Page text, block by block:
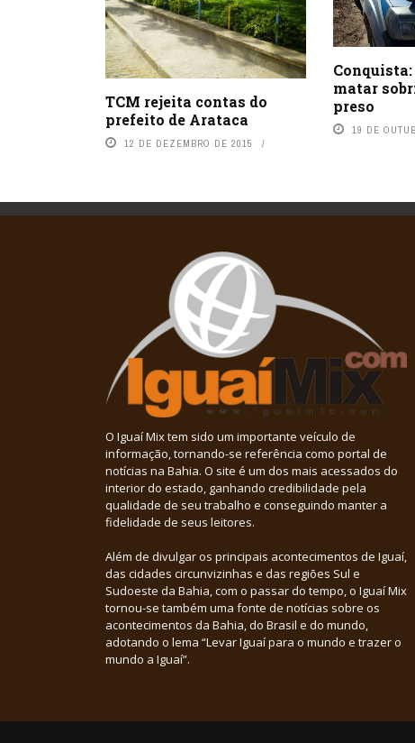
TCM rejeita contas do
prefeito de Arataca
12 DE DEZEMBRO DE 2015
matar
preso
19 DE
O Iguaí Mix tem sido um importante veículo de
informação, tornando-se referência como portal de
notícias na Bahia. O site é um dos mais acessados do
interior do estado, ganhando credibilidade pela
qualidade de seu trabalho e conseguindo manter a
fidelidade de seus leitores.
Além de divulgar os principais acontecimentos de Iguaí,
das cidades circunvizinhas e das regiões Sul e
Sudoeste da Bahia, com o passar do tempo, o Iguaí Mix
tornou-se também uma fonte de notícias sobre os
acontecimentos da Bahia, do Brasil e do mundo,
adotando o lema “Levar Iguaí para o mundo e trazer o
mundo a Iguaí”.